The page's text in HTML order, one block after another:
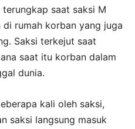
terungkap saat saksi M
rumah korban yang juga
Saksi terkejut saat
saat itu korban dalam
dunia.
kali oleh saksi,
saksi langsung masuk